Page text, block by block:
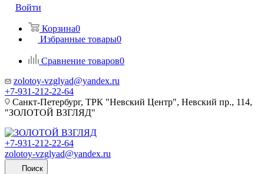
Войти
Корзина0
Избранные товары0
Сравнение товаров0
zolotoy-vzglyad@yandex.ru
+7-931-212-22-64
Санкт-Петербург, ТРК "Невский Центр", Невский пр., 114,
"ЗОЛОТОЙ ВЗГЛЯД"
+7-931-212-22-64
zolotoy-vzglyad@yandex.ru
Поиск